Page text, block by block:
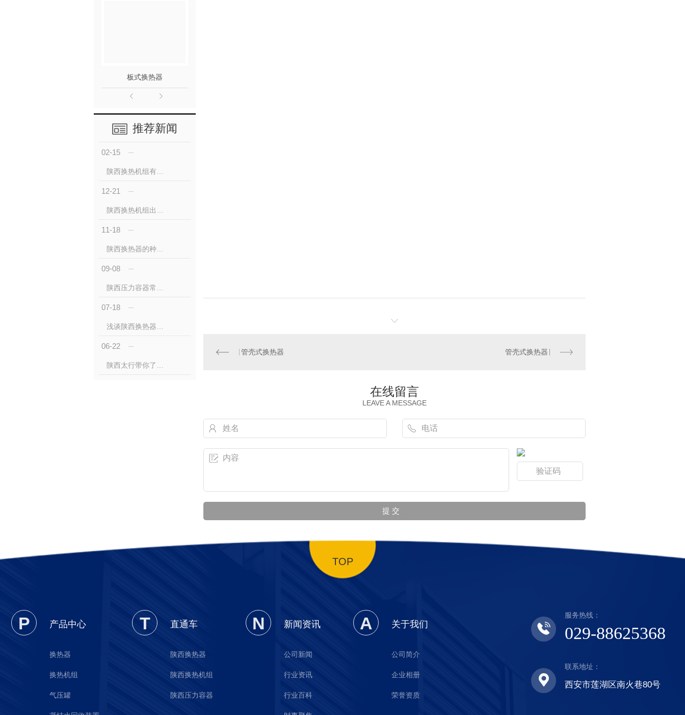
板式换热器
推荐新闻
02-15
12-21
11-18
09-08
07-18
06-22
管壳式换热器 管壳式换热器
在线留言
LEAVE A MESSAGE
TOP
P 产品中心
换热器
换热机组
气压罐
T 直通车
陕西换热器
陕西换热机组
陕西压力容器
N 新闻资讯
公司新闻
行业资讯
行业百科
A 关于我们
公司简介
企业相册
荣誉资质
服务热线：
029-88625368
联系地址：
西安市莲湖区南火巷80号